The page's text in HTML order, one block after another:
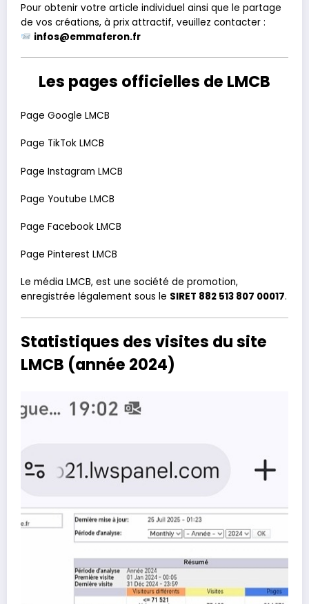
Pour obtenir votre article individuel ainsi que le partage
de vos créations, à prix attractif, veuillez contacter :
infos@emmaferon.fr
Les pages officielles de LMCB
Page Google LMCB
Page TikTok LMCB
Page Instagram LMCB
Page Youtube LMCB
Page Facebook LMCB
Page Pinterest LMCB
Le média LMCB, est une société de promotion,
enregistrée légalement sous le SIRET 882 513 807 00017.
Statistiques des visites du site
LMCB (année 2024)